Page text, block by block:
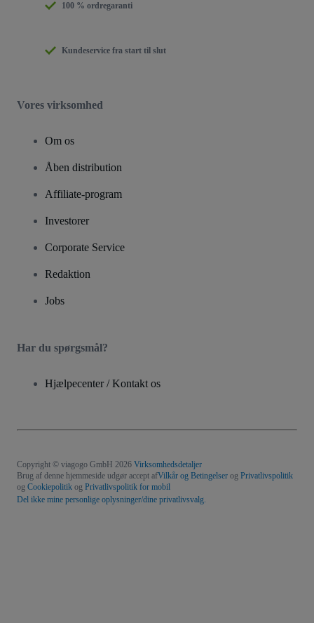
100 % ordregaranti
Kundeservice fra start til slut
Vores virksomhed
Om os
Åben distribution
Affiliate-program
Investorer
Corporate Service
Redaktion
Jobs
Har du spørgsmål?
Hjælpecenter / Kontakt os
Copyright © viagogo GmbH 2026 Virksomhedsdetaljer
Brug af denne hjemmeside udgør accept afVilkår og Betingelser og Privatlivspolitik
og Cookiepolitik og Privatlivspolitik for mobil
Del ikke mine personlige oplysninger/dine privatlivsvalg.